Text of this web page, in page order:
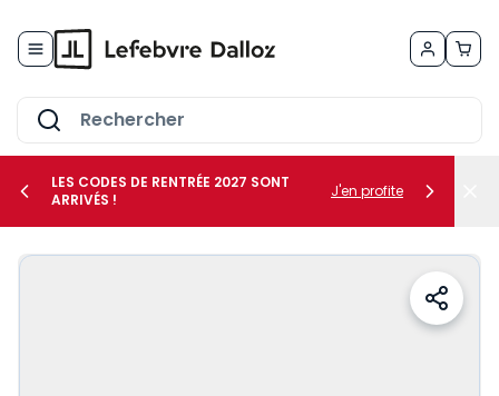
le sous-menu Vos métiers
LES CODES DE RENTRÉE 2027 SONT
ARRIVÉS !
J'en profite